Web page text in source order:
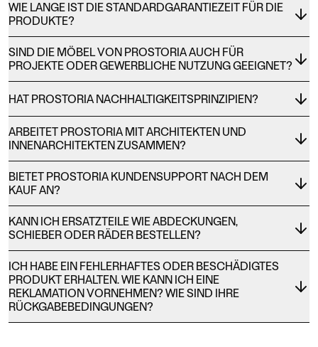
WIE LANGE IST DIE STANDARDGARANTIEZEIT FÜR DIE
PRODUKTE?
SIND DIE MÖBEL VON PROSTORIA AUCH FÜR
PROJEKTE ODER GEWERBLICHE NUTZUNG GEEIGNET?
HAT PROSTORIA NACHHALTIGKEITSPRINZIPIEN?
ARBEITET PROSTORIA MIT ARCHITEKTEN UND
INNENARCHITEKTEN ZUSAMMEN?
BIETET PROSTORIA KUNDENSUPPORT NACH DEM
KAUF AN?
KANN ICH ERSATZTEILE WIE ABDECKUNGEN,
SCHIEBER ODER RÄDER BESTELLEN?
ICH HABE EIN FEHLERHAFTES ODER BESCHÄDIGTES
PRODUKT ERHALTEN. WIE KANN ICH EINE
REKLAMATION VORNEHMEN? WIE SIND IHRE
RÜCKGABEBEDINGUNGEN?